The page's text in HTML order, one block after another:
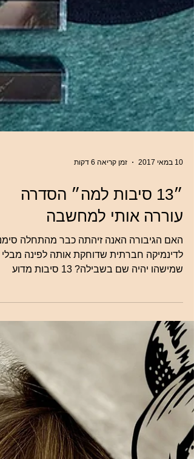
10 במאי 2017 זמן קריאה 6 דקות
״13 סיבות למה״ הסדרה
עוררה אותי למחשבה
האם הגיבורה האנה זיהתה כבר מהתחלה